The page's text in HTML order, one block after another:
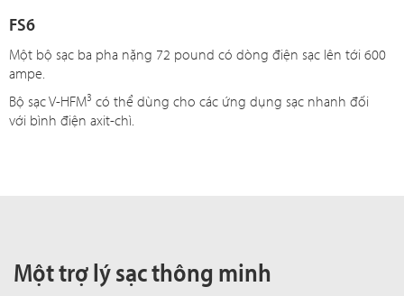
FS6
Một bộ sạc ba pha nặng 72 pound có dòng điện sạc lên tới 600
ampe.
Bộ sạc V-HFM3 có thể dùng cho các ứng dụng sạc nhanh đối
với bình điện axit-chì.
Một trợ lý sạc thông minh